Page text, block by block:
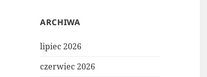
ARCHIWA
lipiec 2026
czerwiec 2026